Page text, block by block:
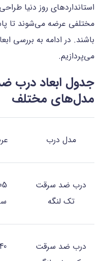
استانداردهای روز دنیا
مختلفی عرضه می‌شوند تا
باشند. در ادامه به بررسی
می‌پردازیم.
جدول ابعاد درب
مدل‌های مختلف
مدل درب
درب ضد سرقت
تک لنگه
درب ضد سرقت